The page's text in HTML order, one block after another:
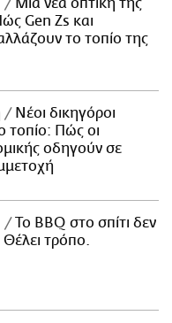
Μια νέα οπτική της
Gen Zs και
το τοπίο της
Νέοι δικηγόροι
τοπίο: Πώς οι
οδηγούν σε
Το BBQ στο σπίτι δεν
τρόπο.